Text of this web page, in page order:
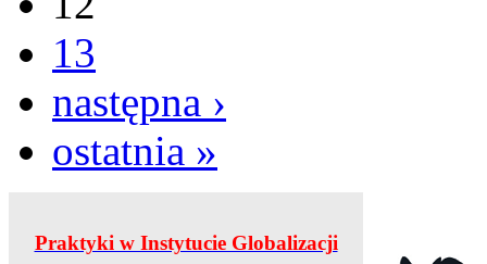
13
następna ›
ostatnia »
Praktyki w Instytucie Globalizacji